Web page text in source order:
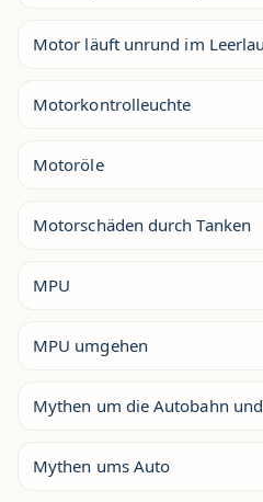
Motor läuft unrund im
Motorkontrolleuchte
Motoröle
Motorschäden durch Tanken
MPU
MPU umgehen
Mythen um die Autobahn
Mythen ums Auto